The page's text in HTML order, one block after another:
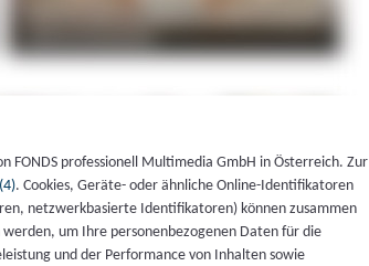
FONDS professionell Multimedia GmbH in Österreich. Zur
. Cookies, Geräte- oder ähnliche Online-Identifikatoren
netzwerkbasierte Identifikatoren) können zusammen
um Ihre personenbezogenen Daten für die
und der Performance von Inhalten sowie